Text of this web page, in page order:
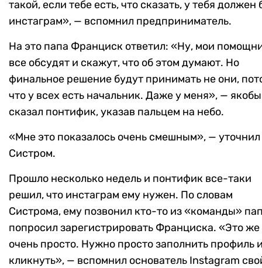
такой, если тебе есть, что сказать, у тебя должен
инстаграм», — вспомнил предприниматель.
На это папа Франциск ответил: «Ну, мои
все обсудят и скажут, что об этом думают. Но
финальное решение будут принимать не они,
что у всех есть начальник. Даже у меня», — якобы
сказал понтифик, указав пальцем на небо.
«Мне это показалось очень смешным», — уточнил
Систром.
Прошло несколько недель и понтифик все-таки
решил, что инстаграм ему нужен. По словам
Систрома, ему позвонил кто-то из «команды»
попросил зарегистрировать Франциска. «Это же
очень просто. Нужно просто заполнить профиль
кликнуть», — вспомнил основатель Instagram